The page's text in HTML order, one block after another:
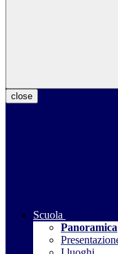
close
Scuola
Panoramica